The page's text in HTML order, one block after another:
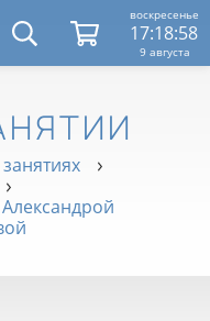
воскресенье
17:18:59
9 августа